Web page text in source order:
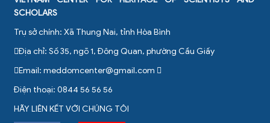
SCHOLARS
Trụ sở chính: Xã Thung Nai, tỉnh Hòa Bình
Địa chỉ: Số 35, ngõ 1, Đông Quan, phường Cầu Giấy
Email: meddomcenter@gmail.com
Điện thoại: 0844 56 56 56
HÃY LIÊN KẾT VỚI CHÚNG TÔI